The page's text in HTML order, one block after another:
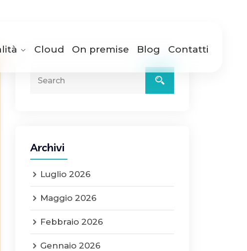
Cloud On premise Blog Contatti
Archivi
Luglio 2026
Maggio 2026
Febbraio 2026
Gennaio 2026